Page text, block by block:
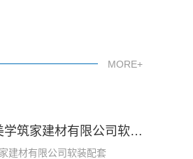
MORE+
售后质保完善湖南美学筑家建材有限公司软装配套
建材有限公司软装配套